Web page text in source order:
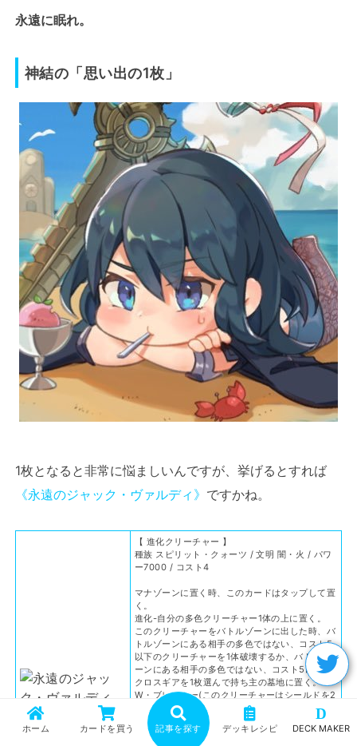
永遠に眠れ。
神結の「思い出の1枚」
1枚となると非常に悩ましいんですが、挙げるとすれば
《永遠のジャック・ヴァルディ》 ですかね。
【 進化クリーチャー 】
種族 スピリット・クォーツ / 文明 闇・火 / パワ
ー7000 / コスト4
マナゾーンに置く時、このカードはタップして置
く。
進化-自分の多色クリーチャー1体の上に置く。
このクリーチャーをバトルゾーンに出した時、バ
トルゾーンにある相手の多色ではない、コスト5
以下のクリーチャーを1体破壊するか、バトルゾ
ーンにある相手の多色ではない、コスト5以下の
クロスギアを1枚選んで持ち主の墓地に置く。
W・ブレイカー(このクリーチャーはシールドを2
枚ブレイクする)
販売価格：440円〜
ホーム カードを買う 記事を探す デッキレシピ
D
DECK MAKER